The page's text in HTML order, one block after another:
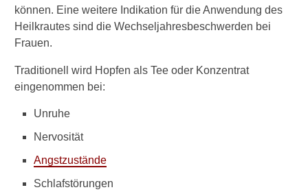
können. Eine weitere Indikation für die Anwendung des
Heilkrautes sind die Wechseljahresbeschwerden bei
Frauen.
Traditionell wird Hopfen als Tee oder Konzentrat
eingenommen bei:
Unruhe
Nervosität
Angstzustände
Schlafstörungen
Was hilft gegen
Schlaflosigkeit haben?
ihre Wirkung
Verwandte Beiträge